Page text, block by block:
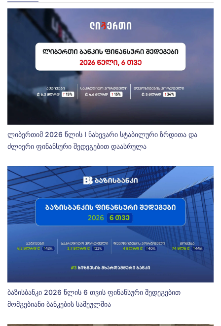
ლიბერთიმ 2026 წლის I ნახევარი სტაბილური ზრდითა და
ძლიერი ფინანსური შედეგებით დაასრულა
ბაზისბანკი 2026 წლის 6 თვის ფინანსური შედეგებით
მომგებიანი ბანკების სამეულშია